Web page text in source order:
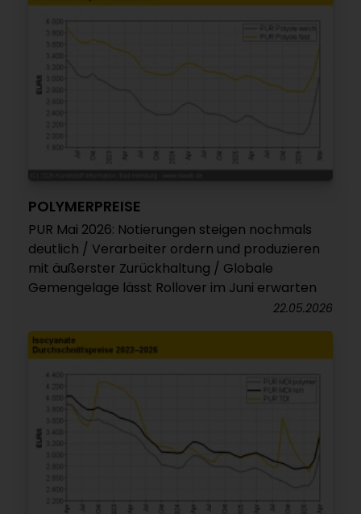
POLYMERPREISE
PUR Mai 2026: Notierungen steigen nochmals
deutlich / Verarbeiter ordern und produzieren
mit äußerster Zurückhaltung / Globale
Gemengelage lässt Rollover im Juni erwarten
22.05.2026